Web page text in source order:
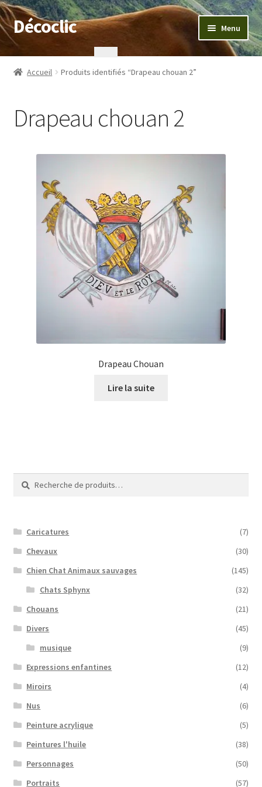
Aller
à
navigation
Aller
au
Décoclic Menu
Accueil
Commande
Mentions légales
Mon compte
WPMS HTML Sitemap
Accueil Produits identifiés “Drapeau chouan 2”
Drapeau chouan 2
Drapeau Chouan
Lire la suite
Recherche
pour :
Recherche
Caricatures
(7)
Chevaux
(30)
Chien Chat Animaux sauvages
(145)
Chats Sphynx
(32)
Chouans
(21)
Divers
(45)
musique
(9)
Expressions enfantines
(12)
Miroirs
(4)
Nus
(6)
Peinture acrylique
(5)
Peintures l'huile
(38)
Personnages
(50)
Portraits
(57)